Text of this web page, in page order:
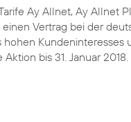
Ay Allnet, Ay Allnet
Vertrag bei der
Kundeninteresses
bis 31. Januar 2018.